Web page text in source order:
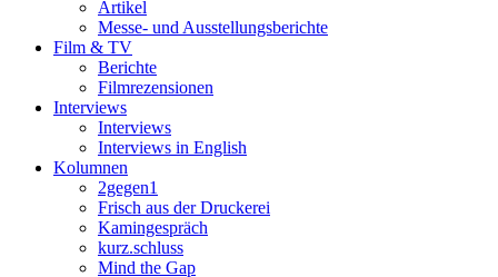
Artikel
Messe- und Ausstellungsberichte
Film & TV
Berichte
Filmrezensionen
Interviews
Interviews
Interviews in English
Kolumnen
2gegen1
Frisch aus der Druckerei
Kamingespräch
kurz.schluss
Mind the Gap